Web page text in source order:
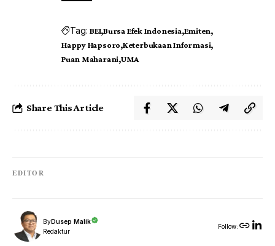
Tag: BEI Bursa Efek Indonesia Emiten
Happy Hapsoro Keterbukaan Informasi
Puan Maharani UMA
Share This Article
EDITOR
ByDusep Malik
Redaktur
Follow: